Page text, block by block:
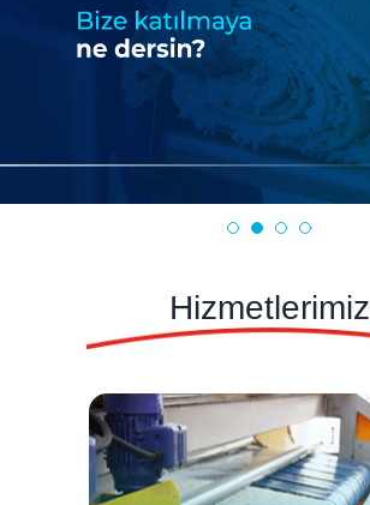
Hizmetlerimiz